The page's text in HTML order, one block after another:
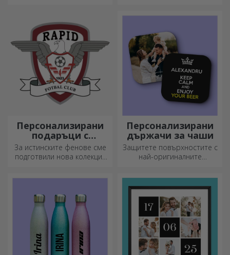
подаръка, който искате!
пътуване, нашата термоса
е идеална за такива случаи.
Персонализирани
подаръци с
официална
лицензия - FC Rapid
За истинските фенове сме
подготвили нова колекция
лилавия отбор.
Персонализирани
държачи за чаши
Защитете повърхностите с
най-оригиналните